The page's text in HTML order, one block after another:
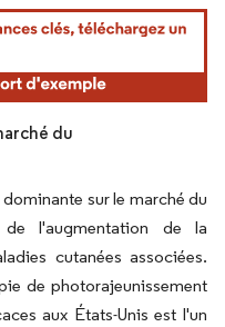
une attribution sous CC BY
du
sur le marché du
de l'augmentation de la
cutanées associées.
de photorajeunissement
aux États-Unis est l'un